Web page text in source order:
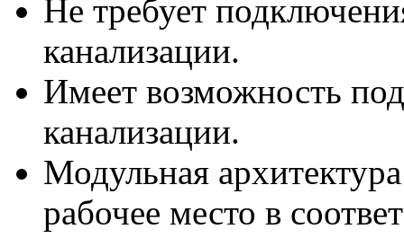
Не требует
канализации.
Имеет возможность
канализации.
Модульная
рабочее место в